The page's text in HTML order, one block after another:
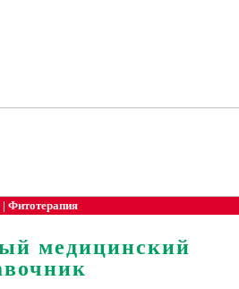
| Фитотерапия
медицинский